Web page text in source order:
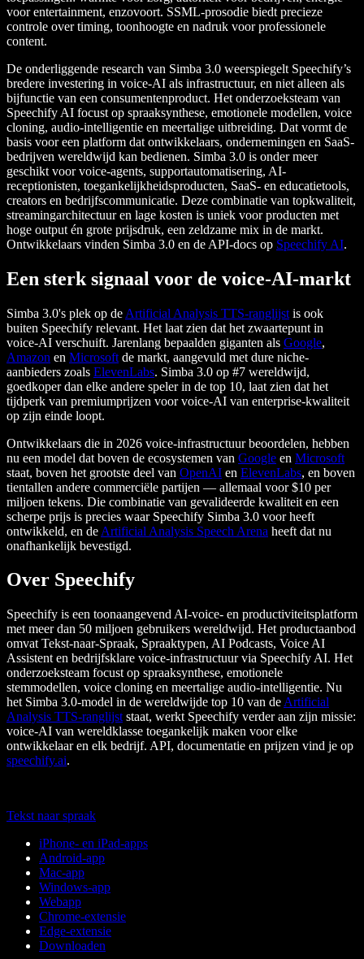
voor entertainment, enzovoort. SSML-prosodie biedt precieze
controle over timing, toonhoogte en nadruk voor professionele
content.
De onderliggende research van Simba 3.0 weerspiegelt Speechify’s
bredere investering in voice-AI als infrastructuur, en niet alleen als
bijfunctie van een consumentenproduct. Het onderzoeksteam van
Speechify AI focust op spraaksynthese, emotionele modellen, voice
cloning, audio-intelligentie en meertalige uitbreiding. Dat vormt de
basis voor een platform dat ontwikkelaars, ondernemingen en SaaS-
bedrijven wereldwijd kan bedienen. Simba 3.0 is onder meer
geschikt voor voice-agents, supportautomatisering, AI-
receptionisten, toegankelijkheidsproducten, SaaS- en educatietools,
creators en bedrijfscommunicatie. Deze combinatie van topkwaliteit,
streamingarchitectuur en lage kosten is uniek voor producten met
hoge output én grote prijsdruk, een zeldzame mix in de markt.
Ontwikkelaars vinden Simba 3.0 en de API-docs op Speechify AI.
Een sterk signaal voor de voice-AI-markt
Simba 3.0's plek op de Artificial Analysis TTS-ranglijst is ook
buiten Speechify relevant. Het laat zien dat het zwaartepunt in
voice-AI verschuift. Jarenlang bepaalden giganten als Google,
Amazon en Microsoft de markt, aangevuld met dure niche-
aanbieders zoals ElevenLabs. Simba 3.0 op #7 wereldwijd,
goedkoper dan elke andere speler in de top 10, laat zien dat het
tijdperk van premiumprijzen voor voice-AI van enterprise-kwaliteit
op zijn einde loopt.
Ontwikkelaars die in 2026 voice-infrastructuur beoordelen, hebben
nu een model dat boven de ecosystemen van Google en Microsoft
staat, boven het grootste deel van OpenAI en ElevenLabs, en boven
tientallen andere commerciële partijen — allemaal voor $10 per
miljoen tekens. Die combinatie van gevalideerde kwaliteit en een
scherpe prijs is precies waar Speechify Simba 3.0 voor heeft
ontwikkeld, en de Artificial Analysis Speech Arena heeft dat nu
onafhankelijk bevestigd.
Over Speechify
Speechify is een toonaangevend AI-voice- en productiviteitsplatform
met meer dan 50 miljoen gebruikers wereldwijd. Het productaanbod
omvat Tekst-naar-Spraak, Spraaktypen, AI Podcasts, Voice AI
Assistent en bedrijfsklare voice-infrastructuur via Speechify AI. Het
onderzoeksteam focust op spraaksynthese, emotionele
stemmodellen, voice cloning en meertalige audio-intelligentie. Nu
het Simba 3.0-model in de wereldwijde top 10 van de Artificial
Analysis TTS-ranglijst staat, werkt Speechify verder aan zijn missie:
voice-AI van wereldklasse toegankelijk maken voor elke
ontwikkelaar en elk bedrijf. API, documentatie en prijzen vind je op
speechify.ai.
Tekst naar spraak
iPhone- en iPad-apps
Android-app
Mac-app
Windows-app
Webapp
Chrome-extensie
Edge-extensie
Downloaden